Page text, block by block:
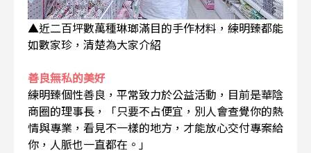
▲近二百坪數萬種琳瑯滿目的手作材料，練明臻都能
如數家珍，清楚為大家介紹
善良無私的美好
練明臻個性善良，平常致力於公益活動，目前是華陰
商圈的理事長，「只要不占便宜，別人會查覺你的熱
情與專業，看見不一樣的地方，才能放心交付專案給
你，人脈也一直都在。」